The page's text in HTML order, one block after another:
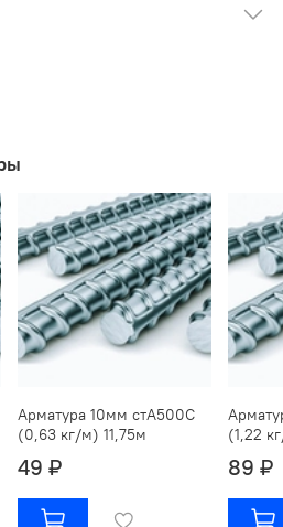
Арматура 10мм стА500С
(0,63 кг/м) 11,75м
49 ₽
(1,22
89 ₽